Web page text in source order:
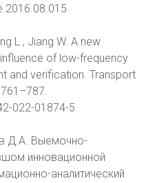
L., Jiang W. A new
of low-frequency
and verification. Transport
022-01874-5
Д.А. Выемочно-
инновационной
аналитический